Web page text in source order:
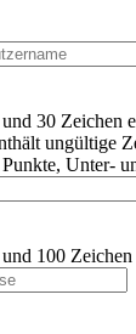
30 Zeichen
ungültige
Unter-
100 Zeichen